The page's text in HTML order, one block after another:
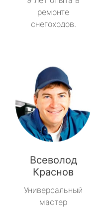
ремонте
снегоходов.
Всеволод
Краснов
Универсальный
мастер